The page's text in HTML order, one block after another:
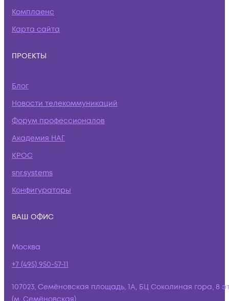
Комплаенс
Карта сайта
ПРОЕКТЫ
Блог
Новости телекоммуникаций
Форум профессионалов
Академия НАГ
КРОС
snr.systems
Конфигураторы
ВАШ ОФИС
Москва
+7 (495) 950-57-11
107023, Семёновская площадь, 1А, БЦ Соколиная гора, 8